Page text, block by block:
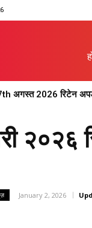
अगस्त 2026 रिटेन
२०२६
January 2, 2026